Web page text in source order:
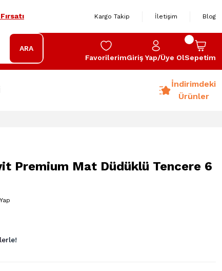
Kargo Takip İletişim Blog
ARA
FavorilerimGiriş Yap/Üye OlSepetim
İndirimdeki
Ürünler
Premium Mat Düdüklü Tencere 6